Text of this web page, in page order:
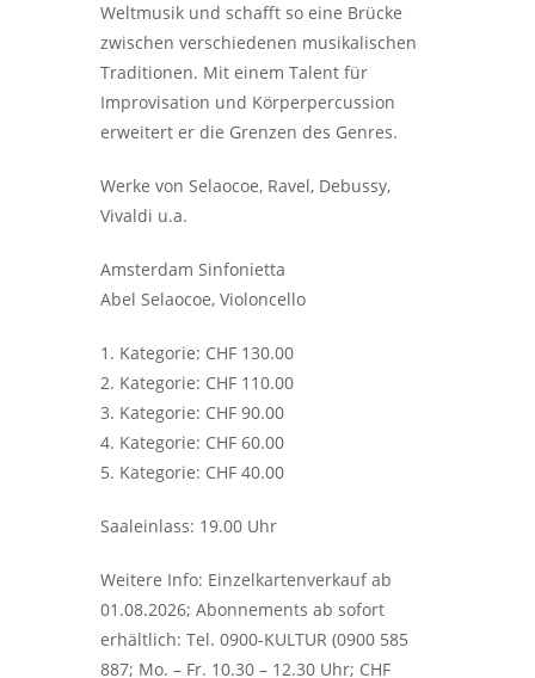
Weltmusik und schafft so eine Brücke
zwischen verschiedenen musikalischen
Traditionen. Mit einem Talent für
Improvisation und Körperpercussion
erweitert er die Grenzen des Genres.
Werke von Selaocoe, Ravel, Debussy,
Vivaldi u.a.
Amsterdam Sinfonietta
Abel Selaocoe, Violoncello
1. Kategorie: CHF 130.00
2. Kategorie: CHF 110.00
3. Kategorie: CHF 90.00
4. Kategorie: CHF 60.00
5. Kategorie: CHF 40.00
Saaleinlass: 19.00 Uhr
Weitere Info: Einzelkartenverkauf ab
01.08.2026; Abonnements ab sofort
erhältlich: Tel. 0900-KULTUR (0900 585
887; Mo. – Fr. 10.30 – 12.30 Uhr; CHF